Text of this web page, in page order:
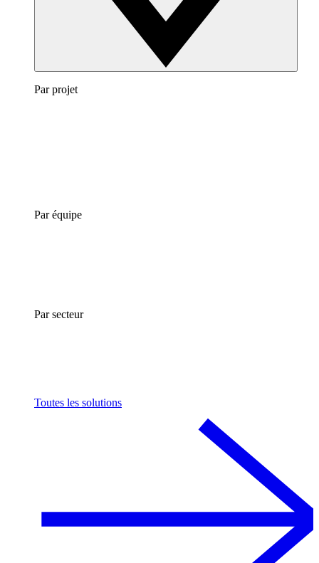
Par projet
Par équipe
Par secteur
Toutes les solutions